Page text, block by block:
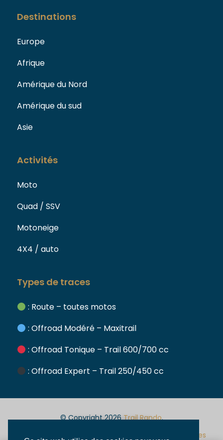
Destinations
Europe
Afrique
Amérique du Nord
Amérique du sud
Asie
Activités
Moto
Quad / SSV
Motoneige
4X4 / auto
Types de traces
: Route – toutes motos
: Offroad Modéré – Maxitrail
: Offroad Tonique – Trail 600/700 cc
: Offroad Expert – Trail 250/450 cc
© Copyright 2026Trail Rando.
Assurances